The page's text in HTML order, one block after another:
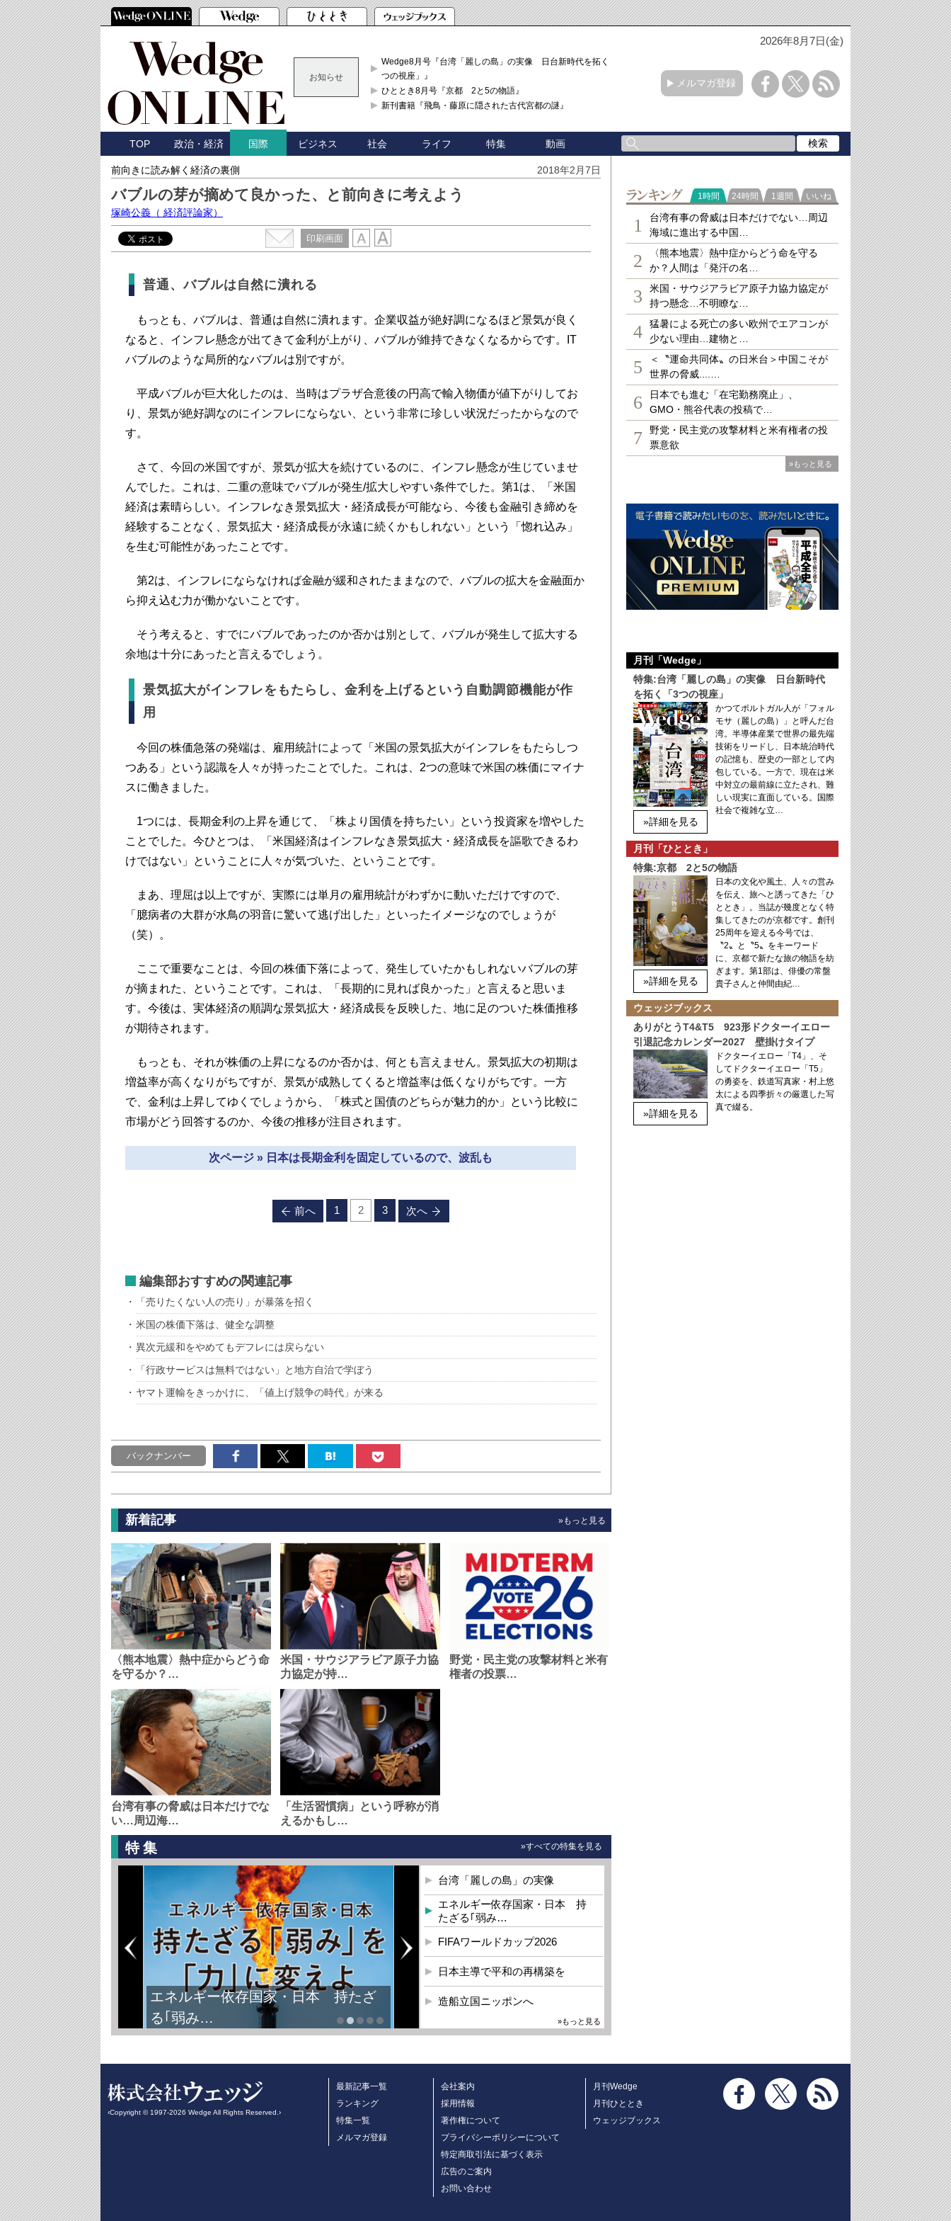
2026年8月7日(金)
お知らせ
Wedge8月号『台湾「麗しの島」の実像 日台新時代を拓く「3
つの視座」』
ひととき8月号『京都 2と5の物語』
新刊書籍『飛鳥・藤原に隠された古代宮都の謎』
メルマガ登録
TOP 政治・経済 国際 ビジネス 社会 ライフ 特集 動画
前向きに読み解く経済の裏側 2018年2月7日
バブルの芽が摘めて良かった、と前向きに考えよう
塚崎公義 （ 経済評論家）
印刷画面
普通、バブルは自然に潰れる
もっとも、バブルは、普通は自然に潰れます。企業収益が絶好調になるほど景気が良く
なると、インフレ懸念が出てきて金利が上がり、バブルが維持できなくなるからです。IT
バブルのような局所的なバブルは別ですが。
平成バブルが巨大化したのは、当時はプラザ合意後の円高で輸入物価が値下がりしてお
り、景気が絶好調なのにインフレにならない、という非常に珍しい状況だったからなので
す。
さて、今回の米国ですが、景気が拡大を続けているのに、インフレ懸念が生じていませ
んでした。これは、二重の意味でバブルが発生/拡大しやすい条件でした。第1は、「米国
経済は素晴らしい。インフレなき景気拡大・経済成長が可能なら、今後も金融引き締めを
経験することなく、景気拡大・経済成長が永遠に続くかもしれない」という「惚れ込み」
を生む可能性があったことです。
第2は、インフレにならなければ金融が緩和されたままなので、バブルの拡大を金融面か
ら抑え込む力が働かないことです。
そう考えると、すでにバブルであったのか否かは別として、バブルが発生して拡大する
余地は十分にあったと言えるでしょう。
景気拡大がインフレをもたらし、金利を上げるという自動調節機能が作
用
今回の株価急落の発端は、雇用統計によって「米国の景気拡大がインフレをもたらしつ
つある」という認識を人々が持ったことでした。これは、2つの意味で米国の株価にマイナ
スに働きました。
1つには、長期金利の上昇を通じて、「株より国債を持ちたい」という投資家を増やした
ことでした。今ひとつは、「米国経済はインフレなき景気拡大・経済成長を謳歌できるわ
けではない」ということに人々が気づいた、ということです。
まあ、理屈は以上ですが、実際には単月の雇用統計がわずかに動いただけですので、
「臆病者の大群が水鳥の羽音に驚いて逃げ出した」といったイメージなのでしょうが
（笑）。
ここで重要なことは、今回の株価下落によって、発生していたかもしれないバブルの芽
が摘まれた、ということです。これは、「長期的に見れば良かった」と言えると思いま
す。今後は、実体経済の順調な景気拡大・経済成長を反映した、地に足のついた株価推移
が期待されます。
もっとも、それが株価の上昇になるのか否かは、何とも言えません。景気拡大の初期は
増益率が高くなりがちですが、景気が成熟してくると増益率は低くなりがちです。一方
で、金利は上昇してゆくでしょうから、「株式と国債のどちらが魅力的か」という比較に
市場がどう回答するのか、今後の推移が注目されます。
次ページ » 日本は長期金利を固定しているので、波乱も
前へ 1 2 3 次へ
編集部おすすめの関連記事
「売りたくない人の売り」が暴落を招く
米国の株価下落は、健全な調整
異次元緩和をやめてもデフレには戻らない
「行政サービスは無料ではない」と地方自治で学ぼう
ヤマト運輸をきっかけに、「値上げ競争の時代」が来る
バックナンバー
新着記事 »もっと見る
〈熊本地震〉熱中症からどう命
を守るか？…
米国・サウジアラビア原子力協
力協定が持…
野党・民主党の攻撃材料と米有
権者の投票…
台湾有事の脅威は日本だけでな
い…周辺海…
「生活習慣病」という呼称が消
えるかもし…
特集 »すべての特集を見る
エネルギー依存国家・日本 持たざ
る｢弱み…
台湾「麗しの島」の実像
エネルギー依存国家・日本 持
たざる｢弱み…
FIFAワールドカップ2026
日本主導で平和の再構築を
造船立国ニッポンへ
»もっと見る
ランキング
1時間 24時間 1週間 いいね
1
台湾有事の脅威は日本だけでない…周辺
海域に進出する中国…
2
〈熊本地震〉熱中症からどう命を守る
か？人間は「発汗の名…
3
米国・サウジアラビア原子力協力協定が
持つ懸念…不明瞭な…
4
猛暑による死亡の多い欧州でエアコンが
少ない理由…建物と…
5
＜〝運命共同体〟の日米台＞中国こそが
世界の脅威....…
6
日本でも進む「在宅勤務廃止」、
GMO・熊谷代表の投稿で…
7
野党・民主党の攻撃材料と米有権者の投
票意欲
»もっと見る
月刊「Wedge」
特集:台湾「麗しの島」の実像 日台新時代
を拓く「3つの視座」
»詳細を見る
かつてポルトガル人が「フォル
モサ（麗しの島）」と呼んだ台
湾。半導体産業で世界の最先端
技術をリードし、日本統治時代
の記憶も、歴史の一部として内
包している。一方で、現在は米
中対立の最前線に立たされ、難
しい現実に直面している。国際
社会で複雑な立…
月刊「ひととき」
特集:京都 2と5の物語
»詳細を見る
日本の文化や風土、人々の営み
を伝え、旅へと誘ってきた「ひ
ととき」。当誌が幾度となく特
集してきたのが京都です。創刊
25周年を迎える今号では、
〝2〟と〝5〟をキーワード
に、京都で新たな旅の物語を紡
ぎます。第1部は、俳優の常盤
貴子さんと仲間由紀…
ウェッジブックス
ありがとうT4&T5 923形ドクターイエロー
引退記念カレンダー2027 壁掛けタイプ
»詳細を見る
ドクターイエロー「T4」、そ
してドクターイエロー「T5」
の勇姿を、鉄道写真家・村上悠
太による四季折々の厳選した写
真で綴る。
‹Copyright © 1997-2026 Wedge All Rights Reserved.›
最新記事一覧
ランキング
特集一覧
メルマガ登録
会社案内
採用情報
著作権について
プライバシーポリシーについて
特定商取引法に基づく表示
広告のご案内
お問い合わせ
月刊Wedge
月刊ひととき
ウェッジブックス